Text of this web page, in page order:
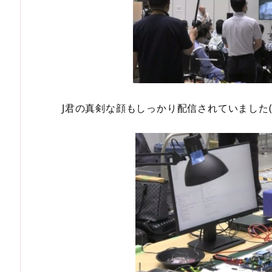
J君の真剣な顔もしっかり配信されていまし